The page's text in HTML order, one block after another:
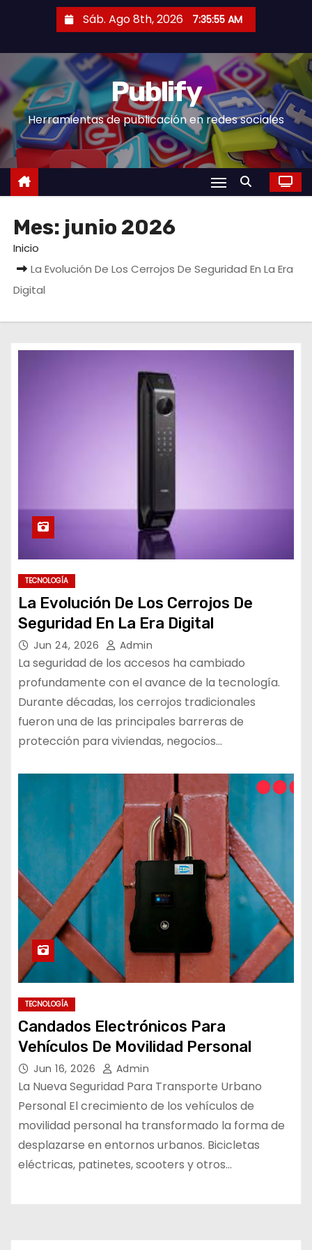
a
r
a
l
c
o
Sáb. Ago 8th, 2026 7:35:55 AM
Publify
Herramientas de publicación en redes sociales
Mes: junio 2026
Inicio
La Evolución De Los Cerrojos De Seguridad En La Era
Digital
TECNOLOGÍA
La Evolución De Los Cerrojos De
Seguridad En La Era Digital
Jun 24, 2026 Admin
La seguridad de los accesos ha cambiado
profundamente con el avance de la tecnología.
Durante décadas, los cerrojos tradicionales
fueron una de las principales barreras de
protección para viviendas, negocios…
TECNOLOGÍA
Candados Electrónicos Para
Vehículos De Movilidad Personal
Jun 16, 2026 Admin
La Nueva Seguridad Para Transporte Urbano
Personal El crecimiento de los vehículos de
movilidad personal ha transformado la forma de
desplazarse en entornos urbanos. Bicicletas
eléctricas, patinetes, scooters y otros…